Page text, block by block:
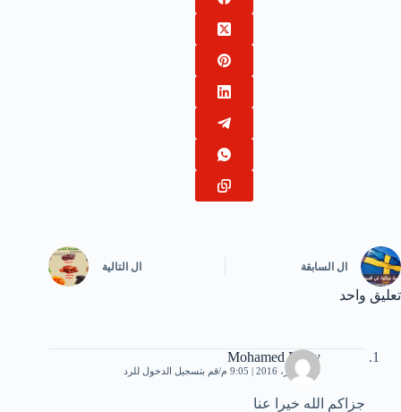
ال السابقة ال التالية
تعليق واحد
Mohamed Fathy
14 أكتوبر، 2016 | 9:05 م قم بتسجيل الدخول للرد
جزاكم الله خيرا عنا